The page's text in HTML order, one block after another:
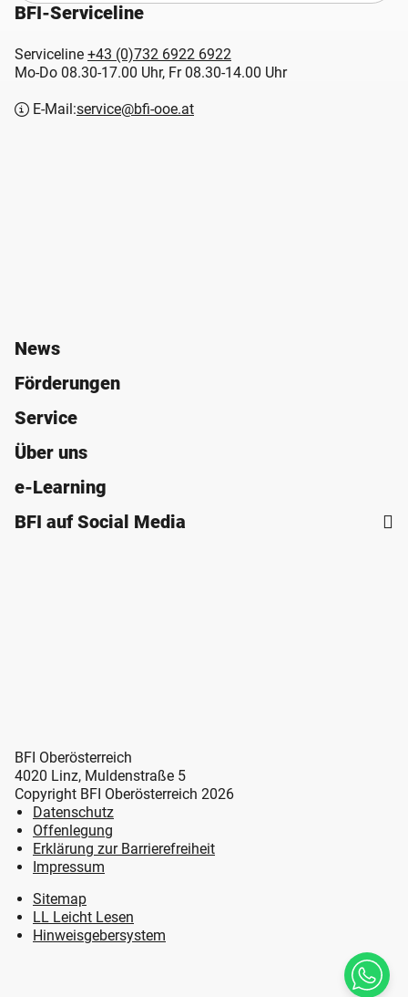
BFI-Serviceline
Serviceline +43 (0)732 6922 6922
Mo-Do 08.30-17.00 Uhr, Fr 08.30-14.00 Uhr
E-Mail:service@bfi-ooe.at
News
Förderungen
Service
Über uns
e-Learning
BFI auf Social Media
BFI Oberösterreich
4020 Linz, Muldenstraße 5
Copyright BFI Oberösterreich 2026
Datenschutz
Offenlegung
Erklärung zur Barrierefreiheit
Impressum
Sitemap
LL Leicht Lesen
Hinweisgebersystem